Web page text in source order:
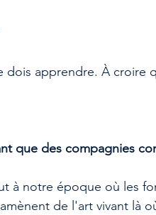
dois apprendre. À croire
que des compagnies
à notre époque où les
de l'art vivant là